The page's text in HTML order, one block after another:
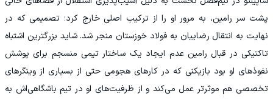
پشت سر رامین، به مرور او را از ترکیب اصلی خارج کرد؛ تصمیمی که در
نهایت به انتقال رضاییان به فولاد خوزستان منجر شد. شاید بزرگترین اشتباه
تاکتیکی در قبال رامین عدم ایجاد یک ساختار تیمی منسجم برای پوشش
نفوذهای او بود بازیکنی که در کارهای هجومی حتی از بسیاری از وینگرهای
تخصصی هم موثرتر عمل می‌کند و از ظرفیت‌های او در تیم باشگاهی‌اش به